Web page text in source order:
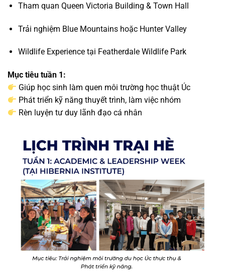
Tham quan Queen Victoria Building & Town Hall
Trải nghiệm Blue Mountains hoặc Hunter Valley
Wildlife Experience tại Featherdale Wildlife Park
Mục tiêu tuần 1:
Giúp học sinh làm quen môi trường học thuật Úc
Phát triển kỹ năng thuyết trình, làm việc nhóm
Rèn luyện tư duy lãnh đạo cá nhân